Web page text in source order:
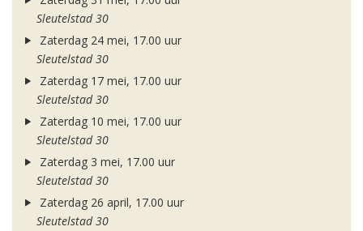
Sleutelstad 30
Zaterdag 24 mei, 17.00 uur
Sleutelstad 30
Zaterdag 17 mei, 17.00 uur
Sleutelstad 30
Zaterdag 10 mei, 17.00 uur
Sleutelstad 30
Zaterdag 3 mei, 17.00 uur
Sleutelstad 30
Zaterdag 26 april, 17.00 uur
Sleutelstad 30